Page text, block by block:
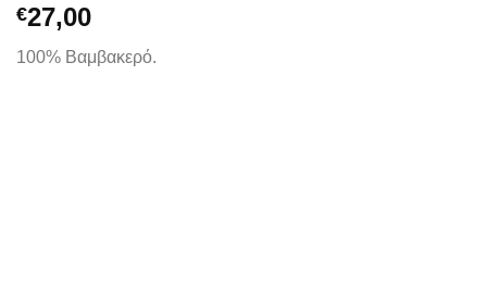
€27,00
100% Βαμβακερό.